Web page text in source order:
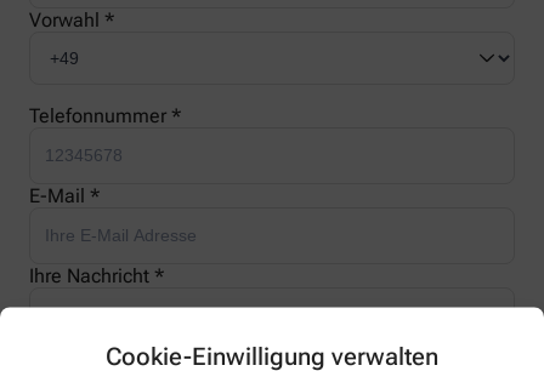
Cookie-Einwilligung verwalten
Vorwahl *
Telefonnummer *
E-Mail *
Ihre Nachricht *